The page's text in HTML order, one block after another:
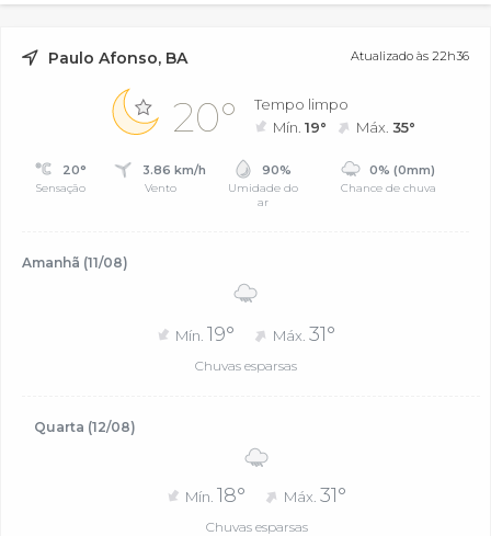
Paulo Afonso, BA Atualizado às 22h36
20°
Tempo limpo
Mín.19° Máx.35°
20°
Sensação
3.86 km/h
Vento
90%
Umidade do
ar
0% (0mm)
Chance de chuva
Amanhã (11/08)
Mín. 19° Máx. 31°
Chuvas esparsas
Quarta (12/08)
Mín. 18° Máx.31°
Chuvas esparsas